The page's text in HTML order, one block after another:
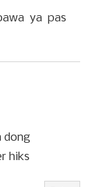
ya pas
dong
hiks